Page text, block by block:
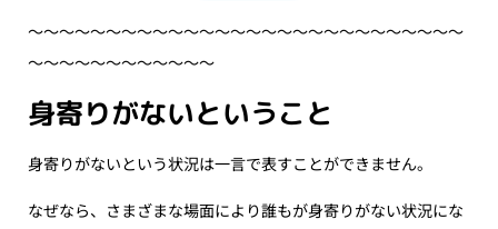
〜〜〜〜〜〜〜〜〜〜〜〜〜〜〜〜〜〜〜〜〜〜〜〜〜〜〜〜
〜〜〜〜〜〜〜〜〜〜〜〜
身寄りがないということ
身寄りがないという状況は一言で表すことができません。
なぜなら、さまざまな場面により誰もが身寄りがない状況にな